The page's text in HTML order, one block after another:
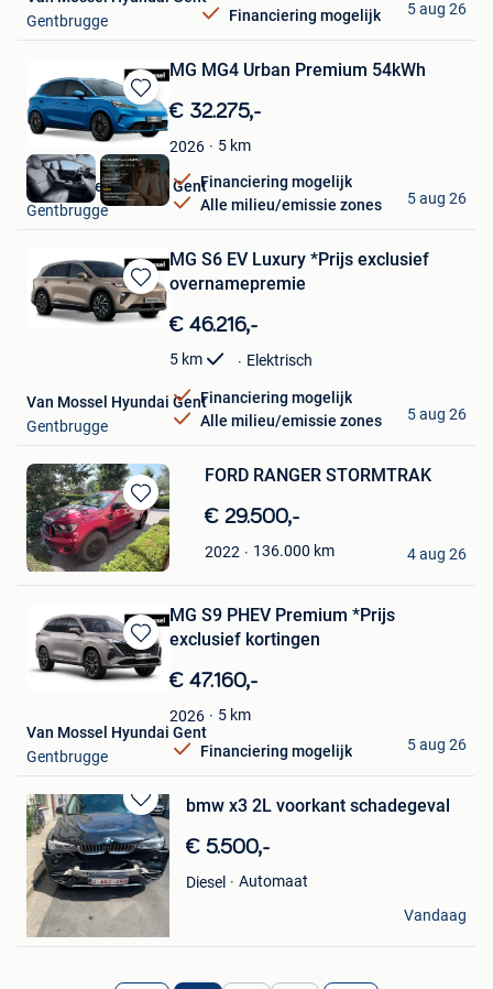
Financiering mogelijk
Gentbrugge
5 aug 26
Bewaren
in
Favorieten
MG MG4 Urban Premium 54kWh
€ 32.275,-
2026 5 km
Financiering mogelijk
Alle milieu/emissie zones
Van Mossel Hyundai Gent
Gentbrugge
5 aug 26
Bewaren
in
Favorieten
MG S6 EV Luxury *Prijs exclusief
overnamepremie
€ 46.216,-
5 km Elektrisch
Financiering mogelijk
Alle milieu/emissie zones
Van Mossel Hyundai Gent
Gentbrugge
5 aug 26
Bewaren
in
Mijn
Favorieten
FORD RANGER STORMTRAK
€ 29.500,-
2022 136.000 km
Lieven
Gent
4 aug 26
Bewaren
in
Favorieten
MG S9 PHEV Premium *Prijs
exclusief kortingen
€ 47.160,-
2026 5 km
Financiering mogelijk
Van Mossel Hyundai Gent
Gentbrugge
5 aug 26
Bewaren
in
Mijn
Favorieten
bmw x3 2L voorkant schadegeval
€ 5.500,-
Diesel
Automaat
kenneth
Gent
Vandaag